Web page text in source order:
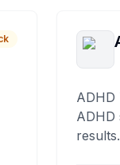
ADHD
ADHD
results.